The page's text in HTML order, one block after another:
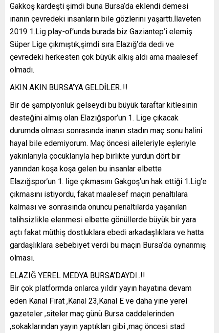
Gakkoş kardeşti şimdi buna Bursa’da eklendi demesi
inanın çevredeki insanların bile gözlerini yaşarttı.İlaveten
2019 1.Lig play-of’unda burada biz Gaziantep’i elemiş
Süper Lige çıkmıştık,şimdi sıra Elazığ’da dedi ve
çevredeki herkesten çok büyük alkış aldı ama maalesef
olmadı.
AKIN AKIN BURSA’YA GELDİLER..!!
Bir de şampiyonluk gelseydi bu büyük taraftar kitlesinin
desteğini almış olan Elazığspor’un 1. Lige çıkacak
durumda olması sonrasında inanın stadın maç sonu halini
hayal bile edemiyorum. Maç öncesi aileleriyle eşleriyle
yakınlarıyla çocuklarıyla hep birlikte yurdun dört bir
yanından koşa koşa gelen bu insanlar elbette
Elazığspor’un 1. lige çıkmasını Gakgoş’un hak ettiği 1.Lig’e
çıkmasını istiyordu, fakat maalesef maçın penaltılara
kalması ve sonrasında onuncu penaltılarda yaşanılan
talihsizlikle elenmesi elbette gönüllerde büyük bir yara
açtı fakat müthiş dostluklara ebedi arkadaşlıklara ve hatta
gardaşlıklara sebebiyet verdi bu maçın Bursa’da oynanmış
olması.
ELAZIĞ YEREL MEDYA BURSA’DAYDI..!!
Bir çok platformda onlarca yıldır yayın hayatına devam
eden Kanal Fırat ,Kanal 23,Kanal E ve daha yine yerel
gazeteler ,siteler maç günü Bursa caddelerinden
,sokaklarından yayın yaptıkları gibi ,maç öncesi stad